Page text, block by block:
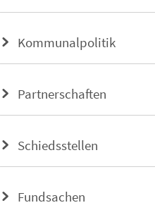
Kommunalpolitik
Partnerschaften
Schiedsstellen
Fundsachen